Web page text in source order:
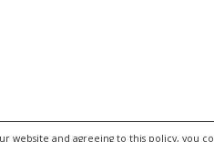
website and agreeing to this policy, you